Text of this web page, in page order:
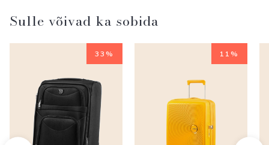
Sulle võivad ka sobida
33% 11%